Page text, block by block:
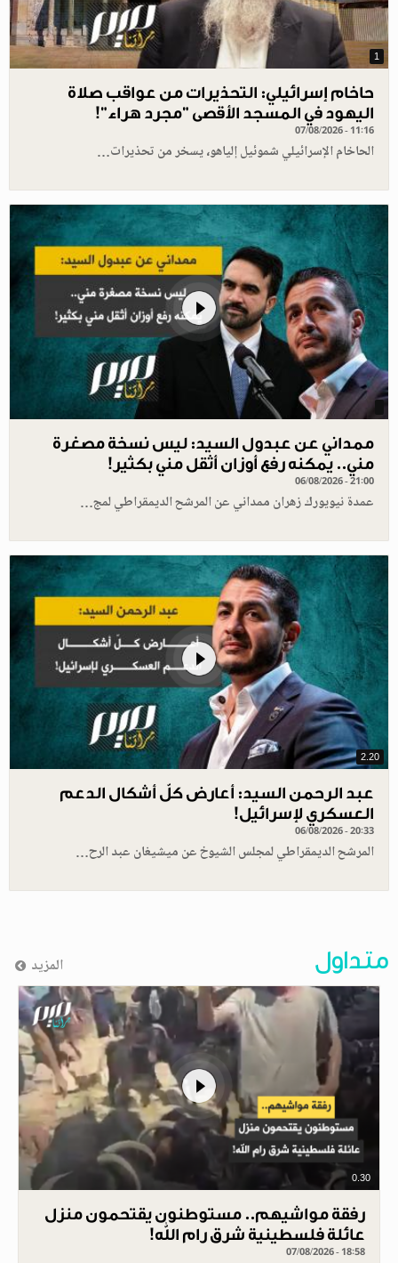
1
حاخام إسرائيلي: التحذيرات من عواقب صلاة
اليهود في المسجد الأقصى "مجرد هراء"!
07/08/2026 - 11:16
الحاخام الإسرائيلي شموئيل إلياهو، يسخر من تحذيرات…
ممداني عن عبدول السيد: ليس نسخة مصغرة
مني.. يمكنه رفع أوزان أثقل مني بكثير!
06/08/2026 - 21:00
عمدة نيويورك زهران ممداني عن المرشح الديمقراطي لمج…
2.20
عبد الرحمن السيد: أعارض كلّ أشكال الدعم
العسكري لإسرائيل!
06/08/2026 - 20:33
المرشح الديمقراطي لمجلس الشيوخ عن ميشيغان عبد الرح…
متداول المزيد
0.30
رفقة مواشيهم.. مستوطنون يقتحمون منزل
عائلة فلسطينية شرق رام الله!
07/08/2026 - 18:58